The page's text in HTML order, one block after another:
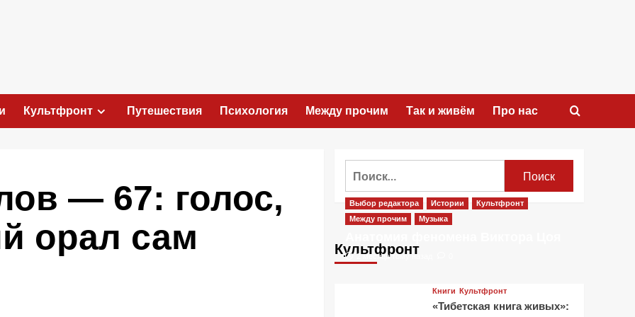
Культфронт Путешествия Психология Между прочим Так и живём Про нас
— 67: голос,
орал сам
Культфронт
Выбор редактора Истории
Культфронт
Между прочим
Музыка
2 месяца тому назад
Книги Культфронт
«Тибетская книга живых»: